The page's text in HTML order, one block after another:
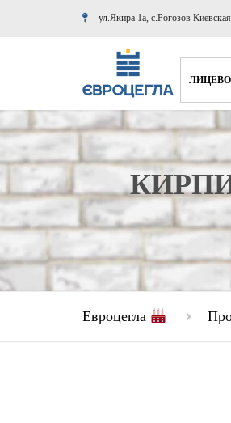
ул.Якира 1а, с.Рогозов
Евроцегла